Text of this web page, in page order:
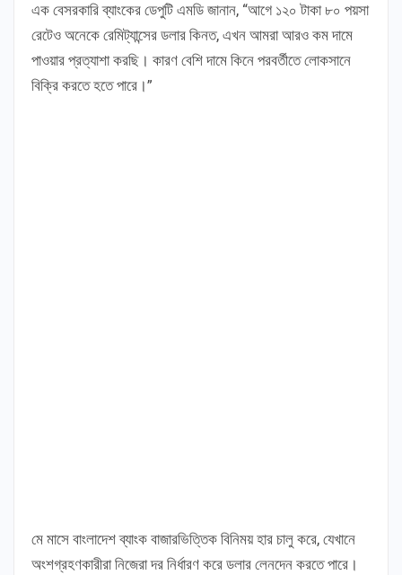
এক বেসরকারি ব্যাংকের ডেপুটি এমডি জানান, “আগে ১২০ টাকা ৮০ পয়সা
রেটেও অনেকে রেমিট্যান্সের ডলার কিনত, এখন আমরা আরও কম দামে
পাওয়ার প্রত্যাশা করছি। কারণ বেশি দামে কিনে পরবর্তীতে লোকসানে
বিক্রি করতে হতে পারে।”
মে মাসে বাংলাদেশ ব্যাংক বাজারভিত্তিক বিনিময় হার চালু করে, যেখানে
অংশগ্রহণকারীরা নিজেরা দর নির্ধারণ করে ডলার লেনদেন করতে পারে।